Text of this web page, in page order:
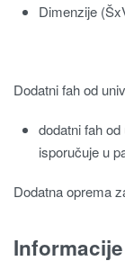
Dimenzije
Dodatni fah od
dodatni fah
isporučuje u
Dodatna oprema
Informacije